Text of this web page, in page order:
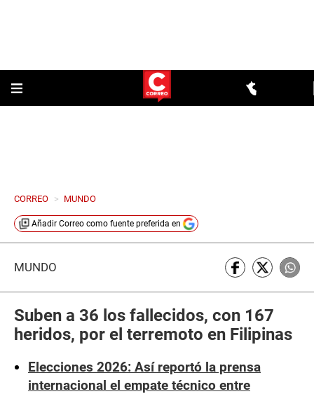
CORREO > MUNDO
Añadir Correo como fuente preferida en
MUNDO
Suben a 36 los fallecidos, con 167
heridos, por el terremoto en Filipinas
Elecciones 2026: Así reportó la prensa
internacional el empate técnico entre